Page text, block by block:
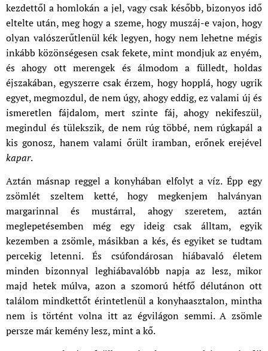
kezdettől a homlokán a jel, vagy csak később, bizonyos idő
eltelte után, meg hogy a szeme, hogy muszáj-e vajon, hogy
olyan valószerűtlenül kék legyen, hogy nem lehetne mégis
inkább közönségesen csak fekete, mint mondjuk az enyém,
és ahogy ott merengek és álmodom a fülledt, holdas
éjszakában, egyszerre csak érzem, hogy hopplá, hogy ugrik
egyet, megmozdul, de nem úgy, ahogy eddig, ez valami új és
ismeretlen fájdalom, mert szinte fáj, ahogy nekifeszül,
megindul és tülekszik, de nem rúg többé, nem rúgkapál a
kis gonosz, hanem valami őrült iramban, erőnek erejével
kapar.
Aztán másnap reggel a konyhában elfolyt a víz. Épp egy
zsömlét szeltem ketté, hogy megkenjem halványan
margarinnal és mustárral, ahogy szeretem, aztán
meglepetésemben még egy ideig csak álltam, egyik
kezemben a zsömle, másikban a kés, és egyiket se tudtam
percekig letenni. És csúfondárosan hiábavaló életem
minden bizonnyal leghiábavalóbb napja az lesz, mikor
majd hetek múlva, azon a szomorú hétfő délutánon ott
találom mindkettőt érintetlenül a konyhaasztalon, mintha
nem is történt volna itt az égvilágon semmi. A zsömle
persze már kemény lesz, mint a kő.